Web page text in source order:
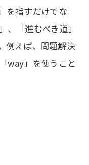
を指すだけでな
、「進むべき道」
例えば、問題解決
way」を使うこと